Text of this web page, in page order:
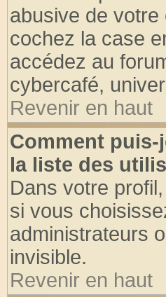
abusive de
cochez la case
accédez au
cybercafé,
Revenir en haut
Comment
la liste des
Dans votre
si vous
administrateurs
invisible.
Revenir en haut